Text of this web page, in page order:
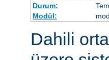
Durum:
Modül:
Dahili